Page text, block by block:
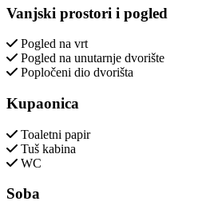
Vanjski prostori i pogled
Pogled na vrt
Pogled na unutarnje dvorište
Popločeni dio dvorišta
Kupaonica
Toaletni papir
Tuš kabina
WC
Soba